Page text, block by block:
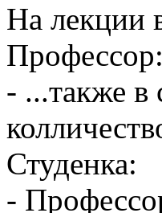
На лекции
Профессор:
- ...также
Студенка:
-